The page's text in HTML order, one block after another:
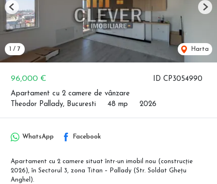
ID CP3054990
96,000 €
Apartament cu 2 camere de vânzare
Theodor Pallady, Bucuresti
48 mp 2026
1 / 7 Harta
Previous
WhatsApp Facebook
Apartament cu 2 camere situat într-un imobil nou (construcție
2026), în Sectorul 3, zona Titan – Pallady (Str. Soldat Ghețu
Anghel).